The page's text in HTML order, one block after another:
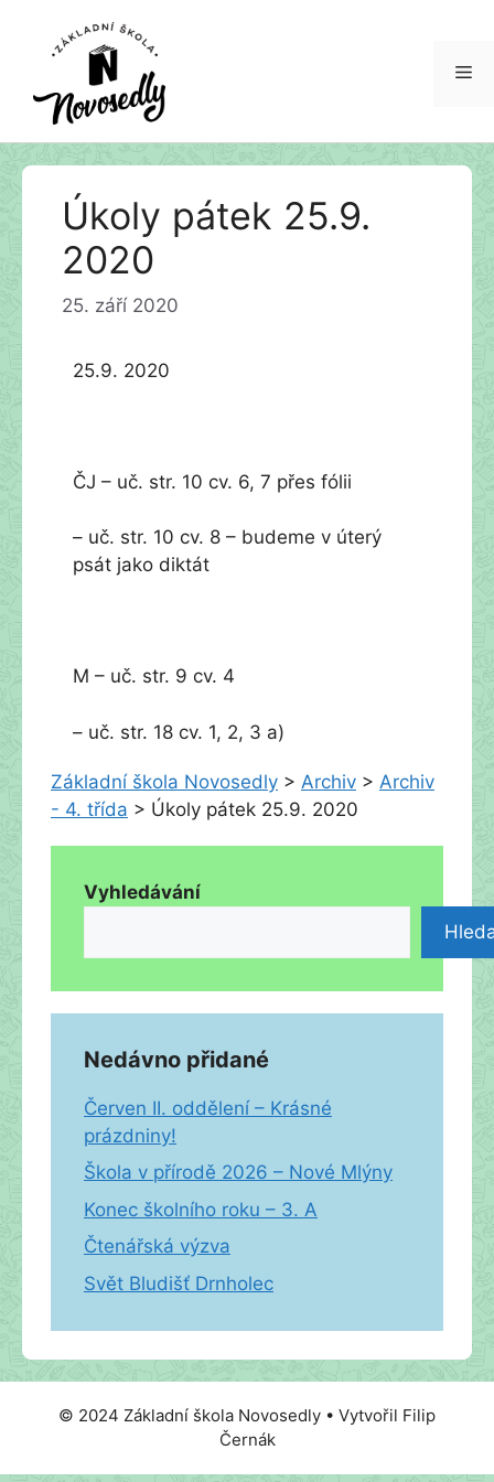
Přeskočit
Úkoly pátek 25.9.
2020
25. září 2020
25.9. 2020
ČJ – uč. str. 10 cv. 6, 7 přes fólii
– uč. str. 10 cv. 8 – budeme v úterý
psát jako diktát
M – uč. str. 9 cv. 4
– uč. str. 18 cv. 1, 2, 3 a)
Základní škola Novosedly > Archiv > Archiv
- 4. třída > Úkoly pátek 25.9. 2020
Vyhledávání
Nedávno přidané
Červen II. oddělení – Krásné
prázdniny!
Škola v přírodě 2026 – Nové Mlýny
Konec školního roku – 3. A
Čtenářská výzva
Svět Bludišť Drnholec
© 2024 Základní škola Novosedly • Vytvořil Filip
Černák